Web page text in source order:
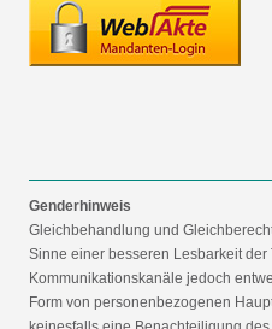
Genderhinweis
Gleichbehandlung und
Sinne einer besseren Lesbarkeit der
Kommunikationskanäle jedoch
Form von personenbezogenen